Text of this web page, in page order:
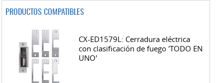
PRODUCTOS COMPATIBLES
CX-ED1579L: Cerradura eléctrica
con clasificación de fuego 'TODO EN
UNO'